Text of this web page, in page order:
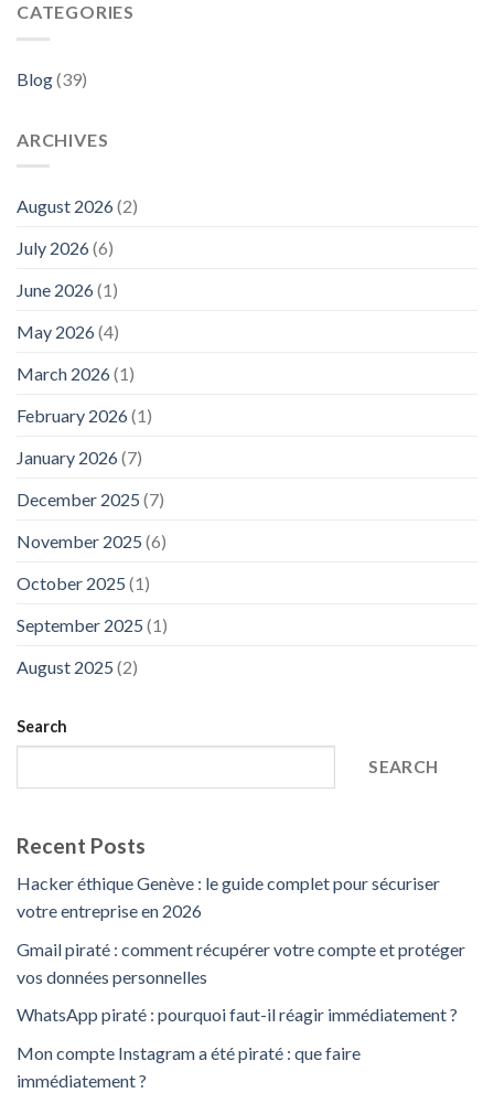
CATEGORIES
Blog(39)
ARCHIVES
August 2026(2)
July 2026(6)
June 2026(1)
May 2026(4)
March 2026(1)
February 2026(1)
January 2026(7)
December 2025 (7)
November 2025 (6)
October 2025 (1)
September 2025 (1)
August 2025 (2)
Search
SEARCH
Recent Posts
Hacker éthique Genève : le guide complet pour sécuriser
votre entreprise en 2026
Gmail piraté : comment récupérer votre compte et protéger
vos données personnelles
WhatsApp piraté : pourquoi faut-il réagir immédiatement ?
Mon compte Instagram a été piraté : que faire
immédiatement ?